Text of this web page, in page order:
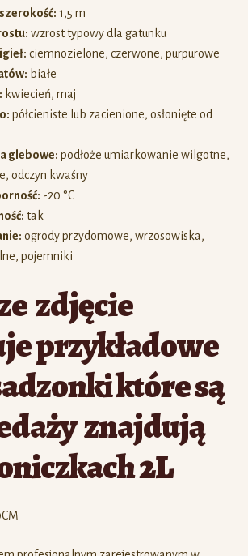
1,5 m
wzrost typowy dla gatunku
ciemnozielone, czerwone, purpurowe
białe
kwiecień, maj
półcieniste lub zacienione, osłonięte od
glebowe: podłoże umiarkowanie wilgotne,
odczyn kwaśny
-20 °C
tak
ogrody przydomowe, wrzosowiska,
pojemniki
zdjęcie
przykładowe
które są
znajdują
2L